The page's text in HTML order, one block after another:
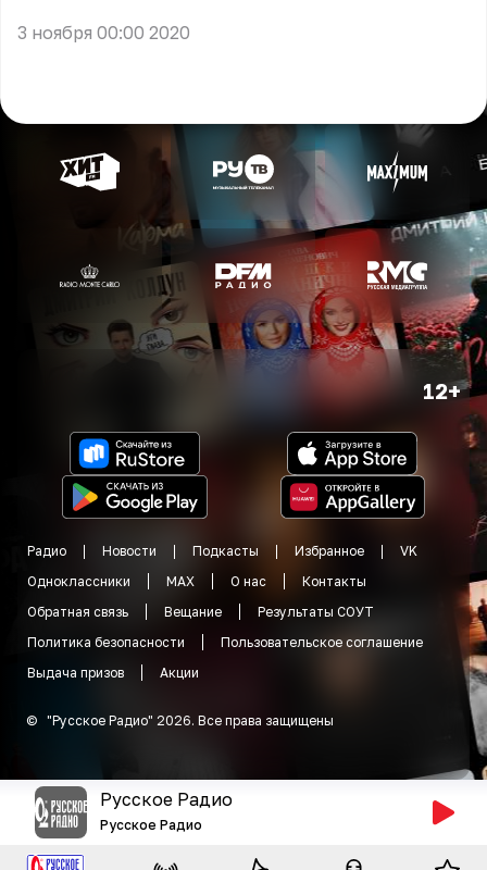
3 ноября 00:00 2020
12+
Радио Новости Подкасты Избранное
VK
Одноклассники
MAX О нас
Контакты
Обратная связь
Вещание
Результаты СОУТ
Политика безопасности
Пользовательское соглашение
Выдача призов
Акции
© "Русское Радио" 2026. Все права защищены
Русское Радио
Русское Радио